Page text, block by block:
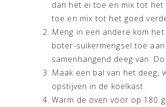
dan het ei toe en mix tot het
toe en mix tot het goed
Meng in een andere kom
boter-suikermengsel toe
samenhangend deeg van.
Maak een bal van het deeg,
opstijven in de koelkast.
Warm de oven voor op 180